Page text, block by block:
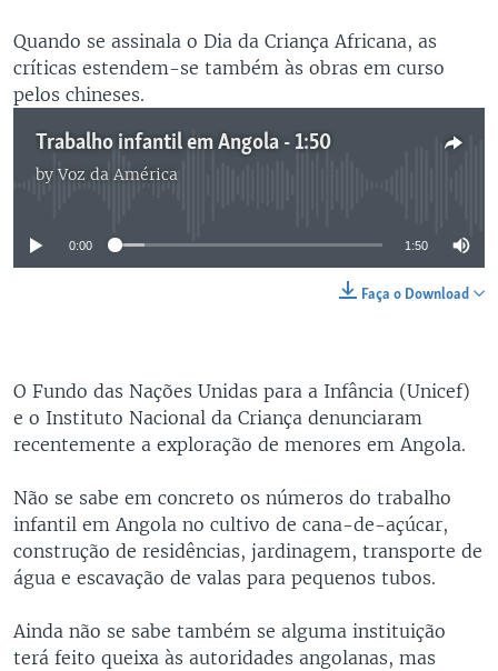
Quando se assinala o Dia da Criança Africana, as
críticas estendem-se também às obras em curso
pelos chineses.
Trabalho infantil em Angola - 1:50
byVoz da América
No media source currently available
0:00 1:50
Faça o Download
O Fundo das Nações Unidas para a Infância (Unicef)
e o Instituto Nacional da Criança denunciaram
recentemente a exploração de menores em Angola.
Não se sabe em concreto os números do trabalho
infantil em Angola no cultivo de cana-de-açúcar,
construção de residências, jardinagem, transporte de
água e escavação de valas para pequenos tubos.
Ainda não se sabe também se alguma instituição
terá feito queixa às autoridades angolanas, mas